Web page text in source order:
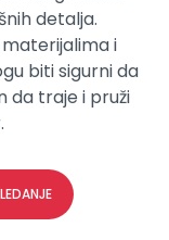
detalja.
i
biti sigurni da
da traje i pruži